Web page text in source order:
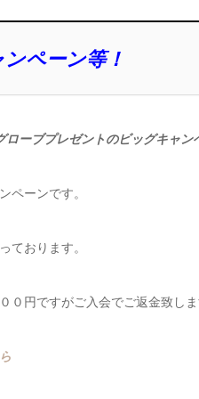
ペーン等！
ローブプレゼントのビッグキャン
ペーンです。
ております。
０円ですがご入会でご返金致しま